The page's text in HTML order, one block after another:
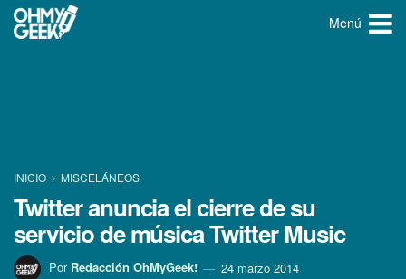
Menú
INICIO MISCELÁNEOS
Twitter anuncia el cierre de su
servicio de música Twitter Music
Por Redacción OhMyGeek! 24 marzo 2014